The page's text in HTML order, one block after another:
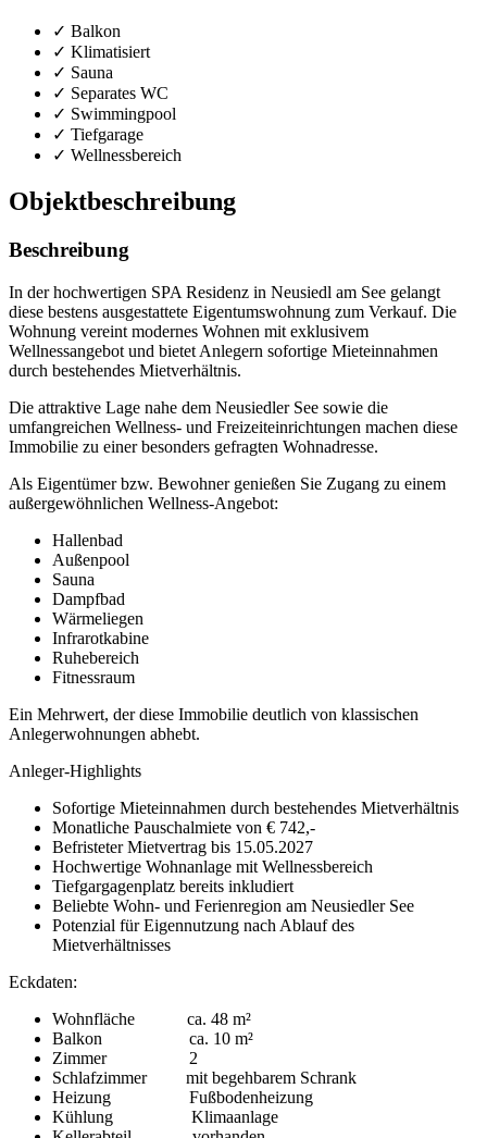
✓ Balkon
✓ Klimatisiert
✓ Sauna
✓ Separates WC
✓ Swimmingpool
✓ Tiefgarage
✓ Wellnessbereich
Objekt­beschreibung
Beschreibung
In der hochwertigen SPA Residenz in Neusiedl am See gelangt
diese bestens ausgestattete Eigentumswohnung zum Verkauf. Die
Wohnung vereint modernes Wohnen mit exklusivem
Wellnessangebot und bietet Anlegern sofortige Mieteinnahmen
durch bestehendes Mietverhältnis.
Die attraktive Lage nahe dem Neusiedler See sowie die
umfangreichen Wellness- und Freizeiteinrichtungen machen diese
Immobilie zu einer besonders gefragten Wohnadresse.
Als Eigentümer bzw. Bewohner genießen Sie Zugang zu einem
außergewöhnlichen Wellness-Angebot:
Hallenbad
Außenpool
Sauna
Dampfbad
Wärmeliegen
Infrarotkabine
Ruhebereich
Fitnessraum
Ein Mehrwert, der diese Immobilie deutlich von klassischen
Anlegerwohnungen abhebt.
Anleger-Highlights
Sofortige Mieteinnahmen durch bestehendes Mietverhältnis
Monatliche Pauschalmiete von € 742,-
Befristeter Mietvertrag bis 15.05.2027
Hochwertige Wohnanlage mit Wellnessbereich
Tiefgargagenplatz bereits inkludiert
Beliebte Wohn- und Ferienregion am Neusiedler See
Potenzial für Eigennutzung nach Ablauf des
Mietverhältnisses
Eckdaten:
Wohnfläche ca. 48 m²
Balkon ca. 10 m²
Zimmer 2
Schlafzimmer mit begehbarem Schrank
Heizung Fußbodenheizung
Kühlung Klimaanlage